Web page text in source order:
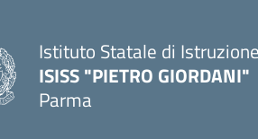
Istituto Statale di
ISISS "PIETRO GIORDANI"
Parma